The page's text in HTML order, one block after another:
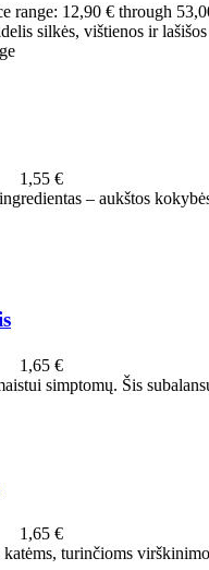
range: 12,90 € through
silkės, vištienos ir
1,55 €
– aukštos
1,65 €
simptomų. Šis
1,65 €
turinčioms